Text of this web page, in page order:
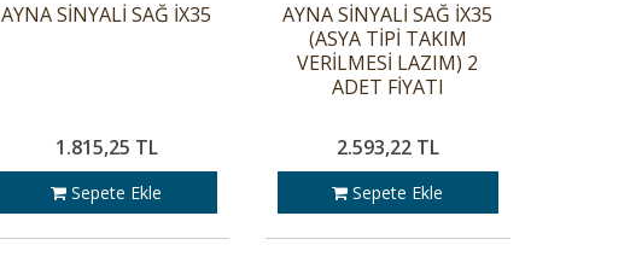
AYNA SİNYALİ SAĞ İX35
1.815,25 TL
Sepete Ekle
AYNA SİNYALİ SAĞ İX35
(ASYA TİPİ TAKIM
VERİLMESİ LAZIM) 2
ADET FİYATI
2.593,22 TL
Sepete Ekle